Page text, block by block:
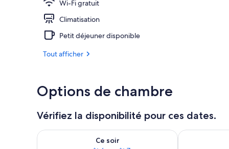
Wi-Fi gratuit
Climatisation
Petit déjeuner disponible
Tout afficher
Options de chambre
Vérifiez la disponibilité pour ces dates.
Ce soir
Vérifier la disponibilité pour ce soir août 6 - août 7
Vérifier la